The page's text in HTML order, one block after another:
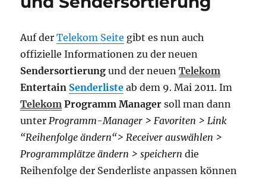
Auf derTelekom Seite gibt es nun auch
offizielle Informationen zu der neuen
Sendersortierung und der neuenTelekom
Entertain Senderliste ab dem 9. Mai 2011. Im
Telekom Programm Manager soll man dann
unter Programm-Manager > Favoriten > Link
“Reihenfolge ändern“> Receiver auswählen >
Programmplätze ändern > speichern die
Reihenfolge der Senderliste anpassen können